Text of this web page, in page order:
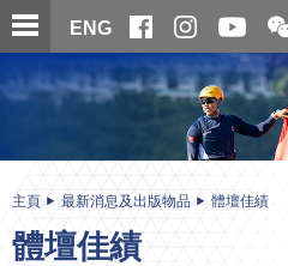
跳
至
內
ENG
開
合
微
信
二
維
碼
内
主頁 最新消息及出版物品 體壇佳績
體壇佳績